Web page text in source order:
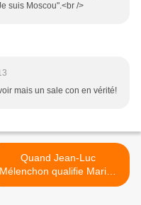
suis Moscou".<br />
mais un sale con en vérité!
Quand Jean-Luc
Mélenchon qualifie Marine
Pen de "chauve-souris"